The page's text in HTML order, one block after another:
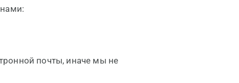
почты, иначе мы не